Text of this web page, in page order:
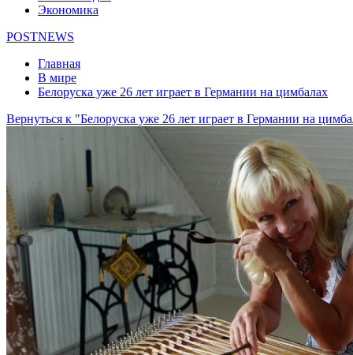
Экономика
POSTNEWS
Главная
В мире
Белоруска уже 26 лет играет в Германии на цимбалах
Вернуться к "Белоруска уже 26 лет играет в Германии на